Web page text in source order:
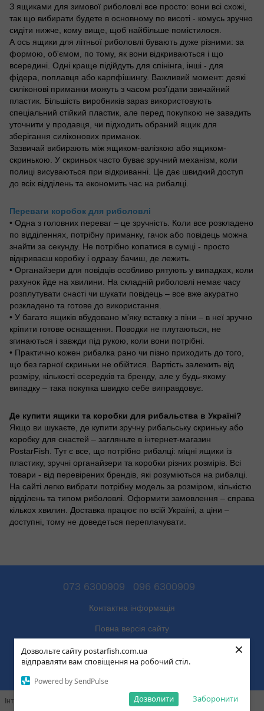
Дозвольте сайту postarfish.com.ua
відправляти вам сповіщення на робочий стіл.
Powered by SendPulse
Заборонити
Дозволити
×
З ящиками для зимової риболовлі все просто: вони всі схожі,
так що вибирати будете в основному по висоті - комусь зручно
сидіти нижче, кому вище, щоб найбільше помістилося.
А ось ящики для літньої риболовлі бувають дуже різними: за
формою, об'ємом, по тому, як вони відкриваються і що
всередині. Одні краще підійдуть для спінінга, інші - для
фідера, поплавця або карпфішингу. Важливий момент: деякі
силіконові приманки можуть з часом роз'їдати звичайний
пластик. Більшість виробників зараз використовують
спеціальний стійкий пластик, але перед покупкою не завадить
уточнити у продавця, чи підходить обраний ящик для
зберігання силіконових приманок.
Зазвичай вибирають між ящиком-валізкою або ящиком-
скринькою. У скриньок часто буває зручний механізм, коли
полиці висуваються при відкриванні. Це дає швидкий доступ
до всіх відділень та економить час на рибалці.
Переваги коробок для риболовлі
• Одна з головних переваг – це зручність. Коли все розкладено
по відділеннях, потрібну приманку, гачок або повідець можна
знайти за секунду. Не потрібно копатися в сумці - просто
відкриваєш коробку і одразу бачиш, де лежить.
• Органайзери для повідців особливо рятують у випадках, коли
рахунок йде на хвилини. На складній риболовлі немає часу
розплутувати снасті чи шукати повідець – все вже акуратно
розкладено та готове до використання.
• У багато ящиків вбудовано м'яку вставку з піни – в неї зручно
кріпити готове оснащення. Поводки не плутаються, не
згинаються і завжди під рукою, коли вони потрібні.
• Практично кожен рибалка рано чи пізно приходить до того,
що без гарної скриньки не обійтися. Вартість залежить від
розміру, кількості осередків та бренду, але у будь-якому
випадку – така покупка швидко себе виправдовує.
Де купити ящики та коробки для рибальства в Україні?
Якщо ви шукаєте, де купити зручну рибальську скриньку або
коробку для снастей – загляньте в інтернет-магазин
PostarFish. Тут є все, що потрібно рибалці: міцні ящики із
пластику, зручні органайзери та коробки різних розмірів. Всі
товари - від перевірених брендів, які розуміються на рибалці.
На сайті легко вибрати потрібну модель за розміром, кількістю
відділень та типом риболовлі. Оформити замовлення – справа
кількох хвилин. Доставка працює по всій Україні, а ціни –
доступні, тому не доведеться переплачувати.
073 6300909 096 6300909
Контактна інформація
Повна версія сайту
© 2026
Укр Рус
Інтернет-магазин створений з Хорошоп